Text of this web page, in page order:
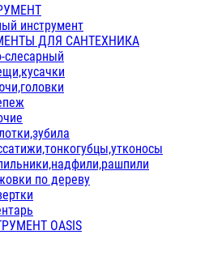
инструмент
ДЛЯ САНТЕХНИКА
слесарный
по дереву
OASIS